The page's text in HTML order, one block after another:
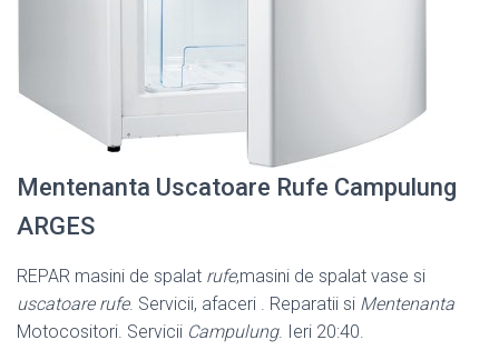
Mentenanta Uscatoare Rufe Campulung
ARGES
REPAR masini de spalat rufe,masini de spalat vase si
uscatoare rufe. Servicii, afaceri . Reparatii si Mentenanta
Motocositori. Servicii Campulung. Ieri 20:40.